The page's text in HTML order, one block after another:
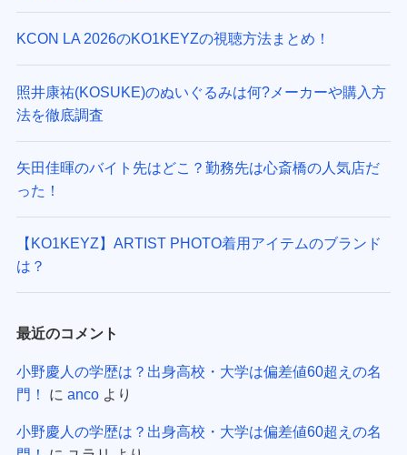
KCON LA 2026のKO1KEYZの視聴方法まとめ！
照井康祐(KOSUKE)のぬいぐるみは何?メーカーや購入方
法を徹底調査
矢田佳暉のバイト先はどこ？勤務先は心斎橋の人気店だ
った！
【KO1KEYZ】ARTIST PHOTO着用アイテムのブランド
は？
最近のコメント
小野慶人の学歴は？出身高校・大学は偏差値60超えの名
門！
に ancoより
小野慶人の学歴は？出身高校・大学は偏差値60超えの名